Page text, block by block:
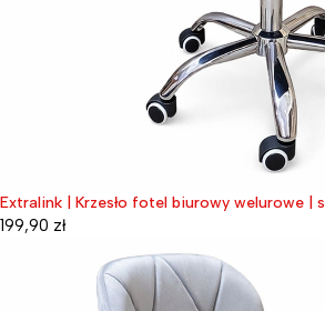
Extralink | Krzesło fotel biurowy welurowe |
199,90 zł